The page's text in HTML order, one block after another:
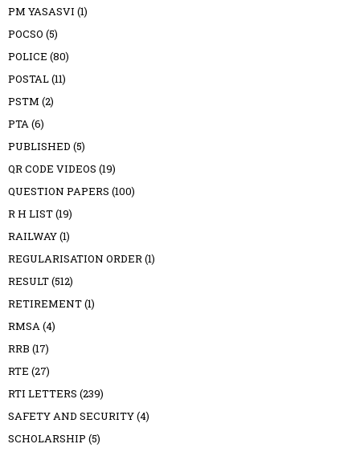
PM YASASVI (1)
POCSO (5)
POLICE (80)
POSTAL(11)
PSTM (2)
PTA(6)
PUBLISHED (5)
QR CODE VIDEOS (19)
QUESTION PAPERS (100)
R H LIST(19)
RAILWAY(1)
REGULARISATION ORDER(1)
RESULT(512)
RETIREMENT(1)
RMSA(4)
RRB (17)
RTE (27)
RTI LETTERS (239)
SAFETY AND SECURITY(4)
SCHOLARSHIP (5)